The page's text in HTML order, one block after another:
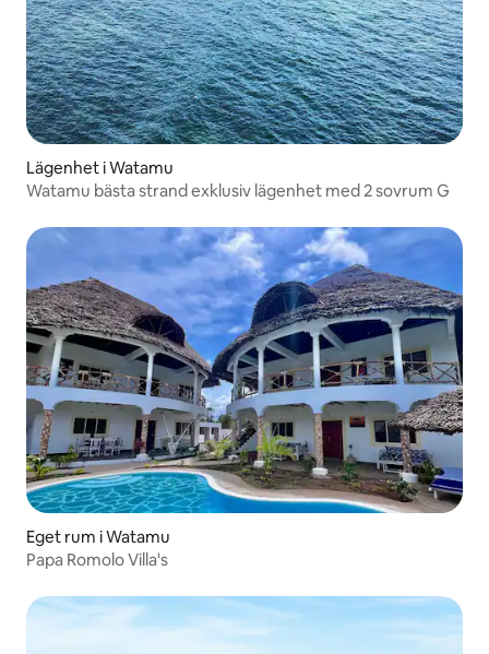
Lägenhet i Watamu
Watamu bästa strand exklusiv lägenhet med 2 sovrum G
Eget rum i Watamu
Papa Romolo Villa's